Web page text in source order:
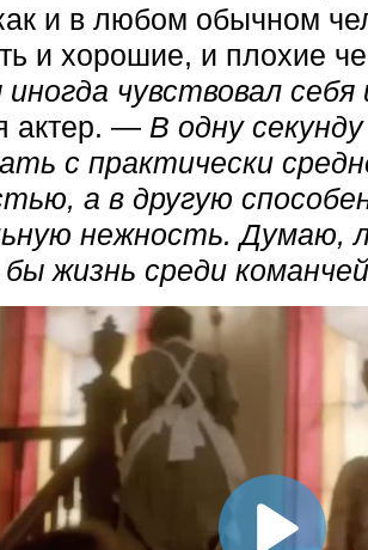
и в любом обычном
и хорошие, и плохие
иногда чувствовал
актер. — В одну
с практически
а в другую
нежность. Думаю,
жизнь среди команчей